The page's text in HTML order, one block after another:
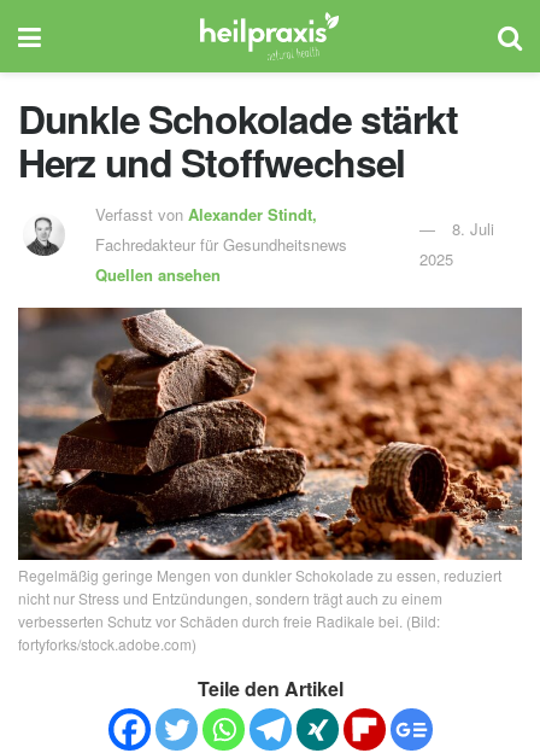
Dunkle Schokolade stärkt
Herz und Stoffwechsel
Verfasst von Alexander Stindt,
Fachredakteur für Gesundheitsnews
Quellen ansehen
8. Juli
2025
Regelmäßig geringe Mengen von dunkler Schokolade zu essen, reduziert
nicht nur Stress und Entzündungen, sondern trägt auch zu einem
verbesserten Schutz vor Schäden durch freie Radikale bei. (Bild:
fortyforks/stock.adobe.com)
Teile den Artikel